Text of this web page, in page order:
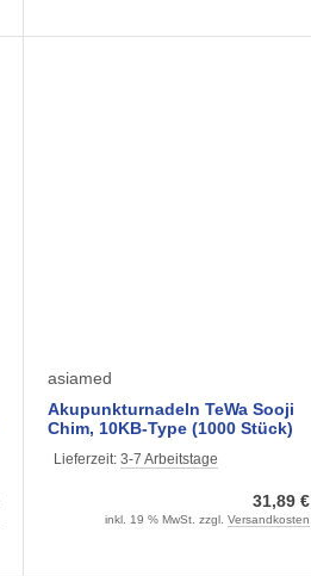
asiamed
Akupunkturnadeln TeWa Sooji
Chim, 10KB-Type (1000 Stück)
Lieferzeit:3-7 Arbeitstage
31,89 €
inkl. 19 % MwSt. zzgl. Versandkosten